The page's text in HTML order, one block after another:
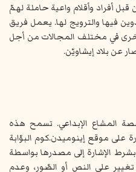
أفراد وأقلام واعية حاملة لهمّ
فيها والترويج لها. يعمل فريق
في مختلف المجالات من أجل
عن بلاد إيشاويّن.
المشاع الإبداعي. تسمح هذه
على موقع إينوميدن.كوم البوّابة
بشرط الإشارة إلى مصدرها بواسطة
على النص أو الصّور، وعدم